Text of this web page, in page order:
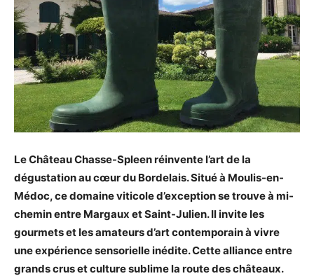
Le Château Chasse-Spleen réinvente l’art de la
dégustation au cœur du Bordelais. Situé à Moulis-en-
Médoc, ce domaine viticole d’exception se trouve à mi-
chemin entre Margaux et Saint-Julien. Il invite les
gourmets et les amateurs d’art contemporain à vivre
une expérience sensorielle inédite. Cette alliance entre
grands crus et culture sublime la route des châteaux.